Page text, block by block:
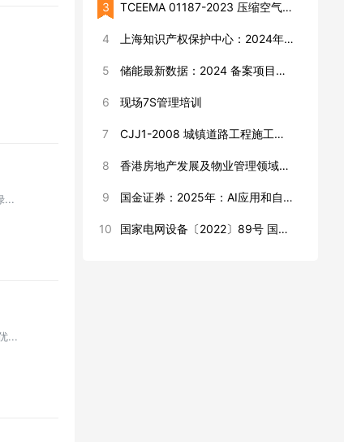
...
...
3 TCEEMA 01187-2023 压缩空气储能电站环境保护技术监督规程
4 上海知识产权保护中心：2024年太阳能电池片产业海外专利预警分析报告
5 储能最新数据：2024 备案项目数据汇总、储能电池数据库、15 份自动计算表、23份项目模板
6 现场7S管理培训
7 CJJ1-2008 城镇道路工程施工与质量验收规范
8 香港房地产发展及物业管理领域绿色实力_RCEP 机遇--香港贸易发展局
9 国金证券：2025年：AI应用和自主可控将持续驱动半导体周期上行
10 国家电网设备〔2022〕89号 国家电网有限公司关于进一步加强生产现场作业风险管控工作的通知